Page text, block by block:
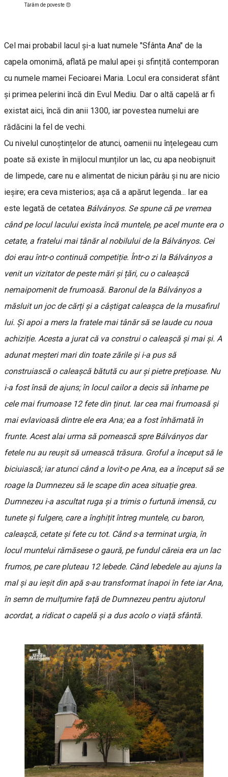
Tărâm de poveste 😍
Cel mai probabil lacul și-a luat numele "Sfânta Ana" de la
capela omonimă, aflată pe malul apei și sfințită contemporan
cu numele mamei Fecioarei Maria. Locul era considerat sfânt
și primea pelerini încă din Evul Mediu. Dar o altă capelă ar fi
existat aici, încă din anii 1300, iar povestea numelui are
rădăcini la fel de vechi.
Cu nivelul cunoștințelor de atunci, oamenii nu înțelegeau cum
poate să existe în mijlocul munților un lac, cu apa neobișnuit
de limpede, care nu e alimentat de niciun pârâu și nu are nicio
ieșire; era ceva misterios; așa că a apărut legenda... Iar ea
este legată de cetatea Bálványos. Se spune că pe vremea
când pe locul lacului exista încă muntele, pe acel munte era o
cetate, a fratelui mai tânăr al nobilului de la Bálványos. Cei
doi erau într-o continuă competiție. Într-o zi la Bálványos a
venit un vizitator de peste mări și țări, cu o caleașcă
nemaipomenit de frumoasă. Baronul de la Bálványos a
măsluit un joc de cărți și a câștigat caleașca de la musafirul
lui. Și apoi a mers la fratele mai tânăr să se laude cu noua
achiziție. Acesta a jurat că va construi o caleașcă și mai și. A
adunat meșteri mari din toate zările și i-a pus să
construiască o caleașcă bătută cu aur și pietre prețioase. Nu
i-a fost însă de ajuns; în locul cailor a decis să înhame pe
cele mai frumoase 12 fete din ținut. Iar cea mai frumoasă și
mai evlavioasă dintre ele era Ana; ea a fost înhămată în
frunte. Acest alai urma să pornească spre Bálványos dar
fetele nu au reușit să urnească trăsura. Groful a început să le
biciuiască; iar atunci când a lovit-o pe Ana, ea a început să se
roage la Dumnezeu să le scape din acea situație grea.
Dumnezeu i-a ascultat ruga și a trimis o furtună imensă, cu
tunete și fulgere, care a înghițit întreg muntele, cu baron,
caleașcă, cetate și fete cu tot. Când s-a terminat urgia, în
locul muntelui rămăsese o gaură, pe fundul căreia era un lac
frumos, pe care pluteau 12 lebede. Când lebedele au ajuns la
mal și au ieșit din apă s-au transformat înapoi în fete iar Ana,
în semn de mulțumire față de Dumnezeu pentru ajutorul
acordat, a ridicat o capelă și a dus acolo o viață sfântă.